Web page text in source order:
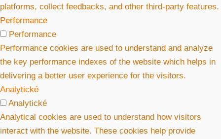
platforms, collect feedbacks, and other third-party features.
Performance
Performance
Performance cookies are used to understand and analyze
the key performance indexes of the website which helps in
delivering a better user experience for the visitors.
Analytické
Analytické
Analytical cookies are used to understand how visitors
interact with the website. These cookies help provide